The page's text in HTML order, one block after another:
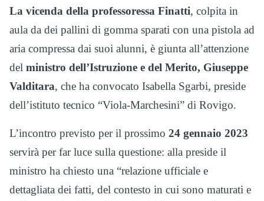
La vicenda della professoressa Finatti, colpita in
aula da dei pallini di gomma sparati con una pistola ad
aria compressa dai suoi alunni, è giunta all’attenzione
del ministro dell’Istruzione e del Merito, Giuseppe
Valditara, che ha convocato Isabella Sgarbi, preside
dell’istituto tecnico “Viola-Marchesini” di Rovigo.
L’incontro previsto per il prossimo 24 gennaio 2023
servirà per far luce sulla questione: alla preside il
ministro ha chiesto una “relazione ufficiale e
dettagliata dei fatti, del contesto in cui sono maturati e